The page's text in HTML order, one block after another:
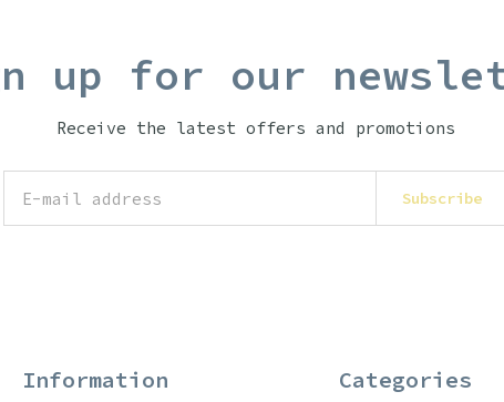
up for our
Receive the latest offers and promotions
Subscribe
Information Categories